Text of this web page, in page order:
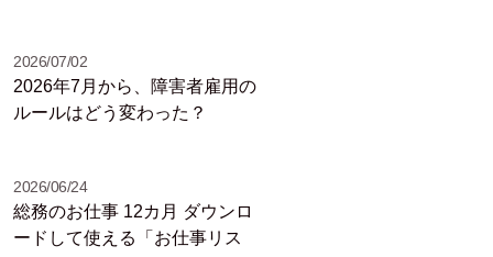
2026/07/02
2026年7月から、障害者雇用の
ルールはどう変わった？
2026/06/24
総務のお仕事 12カ月 ダウンロ
ードして使える「お仕事リス